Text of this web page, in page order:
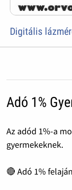
Digitális
Adó 1%
Az adód 1%-a
gyermekeknek.
🔴 Adó 1%